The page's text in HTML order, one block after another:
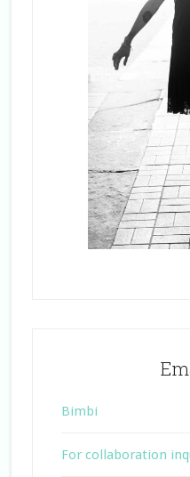
Bimbi
For collaboration